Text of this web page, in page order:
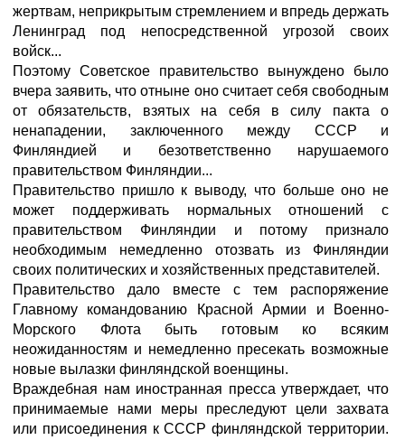
жертвам, неприкрытым стремлением и впредь держать
Ленинград под непосредственной угрозой своих
войск...
Поэтому Советское правительство вынуждено было
вчера заявить, что отныне оно считает себя свободным
от обязательств, взятых на себя в силу пакта о
ненападении, заключенного между СССР и
Финляндией и безответственно нарушаемого
правительством Финляндии...
Правительство пришло к выводу, что больше оно не
может поддерживать нормальных отношений с
правительством Финляндии и потому признало
необходимым немедленно отозвать из Финляндии
своих политических и хозяйственных представителей.
Правительство дало вместе с тем распоряжение
Главному командованию Красной Армии и Военно-
Морского Флота быть готовым ко всяким
неожиданностям и немедленно пресекать возможные
новые вылазки финляндской военщины.
Враждебная нам иностранная пресса утверждает, что
принимаемые нами меры преследуют цели захвата
или присоединения к СССР финляндской территории.